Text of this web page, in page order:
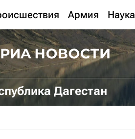
Армия Наука
Дагестан